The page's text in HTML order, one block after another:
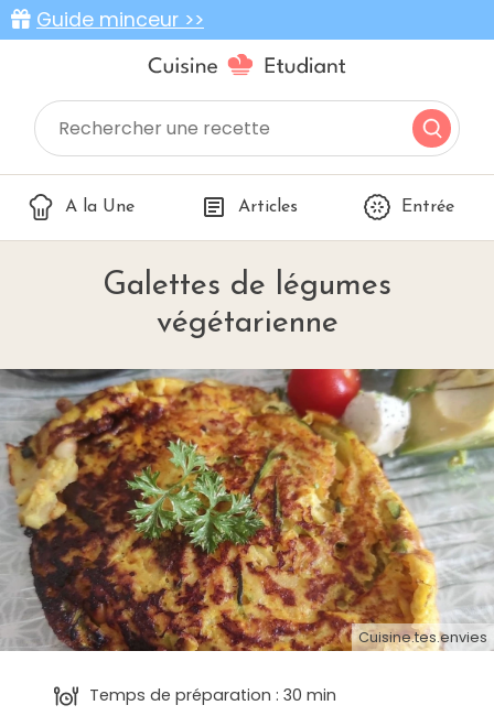
Guide minceur >>
A la Une Articles Entrée
Galettes de légumes
végétarienne
Cuisine.tes.envies
Temps de préparation : 30 min